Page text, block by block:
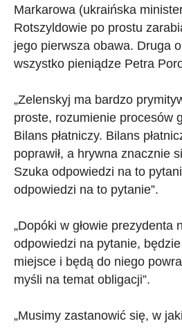
Markarowa (ukraińska
Rotszyldowie po prostu
jego pierwsza obawa. Druga
wszystko pieniądze Petra
„Zelenskyj ma bardzo
proste, rozumienie procesów
Bilans płatniczy. Bilans
poprawił, a hrywna znacznie
Szuka odpowiedzi na to
odpowiedzi na to pytanie”.
„Dopóki w głowie prezydenta
odpowiedzi na pytanie,
miejsce i będą do niego
myśli na temat obligacji”.
„Musimy zastanowić się, w